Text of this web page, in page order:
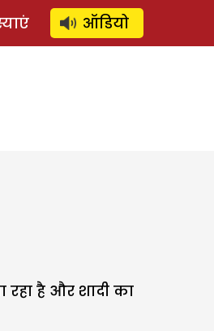
SUBSCRIBE
ऑडियो
रहा है और शादी का